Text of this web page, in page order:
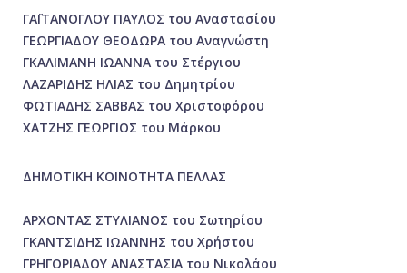
ΓΑΪΤΑΝΟΓΛΟΥ ΠΑΥΛΟΣ του Αναστασίου
ΓΕΩΡΓΙΑΔΟΥ ΘΕΟΔΩΡΑ του Αναγνώστη
ΓΚΑΛΙΜΑΝΗ ΙΩΑΝΝΑ του Στέργιου
ΛΑΖΑΡΙΔΗΣ ΗΛΙΑΣ του Δημητρίου
ΦΩΤΙΑΔΗΣ ΣΑΒΒΑΣ του Χριστοφόρου
ΧΑΤΖΗΣ ΓΕΩΡΓΙΟΣ του Μάρκου
ΔΗΜΟΤΙΚΗ ΚΟΙΝΟΤΗΤΑ ΠΕΛΛΑΣ
ΑΡΧΟΝΤΑΣ ΣΤΥΛΙΑΝΟΣ του Σωτηρίου
ΓΚΑΝΤΣΙΔΗΣ ΙΩΑΝΝΗΣ του Χρήστου
ΓΡΗΓΟΡΙΑΔΟΥ ΑΝΑΣΤΑΣΙΑ του Νικολάου